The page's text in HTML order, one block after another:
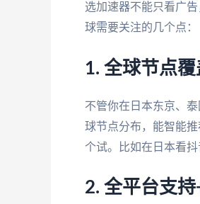
选加速器不能只看广
球需要关注的几个点：
1. 全球节点
不管你在日本东京、
球节点分布，能智能
个试。比如在日本看
2. 全平台支